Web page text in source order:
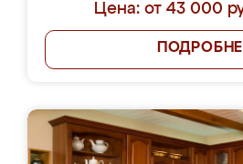
Цена: от 43 000